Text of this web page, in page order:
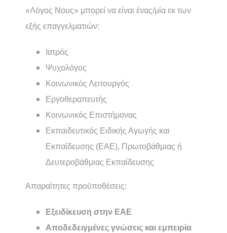
«Λόγος Νους» μπορεί να είναι ένας/μία εκ των
εξής επαγγελματιών:
Ιατρός
Ψυχολόγος
Κοινωνικός Λειτουργός
Εργοθεραπευτής
Κοινωνικός Επιστήμονας
Εκπαιδευτικός Ειδικής Αγωγής και
Εκπαίδευσης (ΕΑΕ), Πρωτοβάθμιας ή
Δευτεροβάθμιας Εκπαίδευσης
Απαραίτητες προϋποθέσεις:
Εξειδίκευση στην ΕΑΕ
Αποδεδειγμένες γνώσεις και εμπειρία